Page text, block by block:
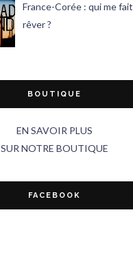
France-Corée : qui me fait
rêver ?
BOUTIQUE
EN SAVOIR PLUS
SUR NOTRE BOUTIQUE
FACEBOOK